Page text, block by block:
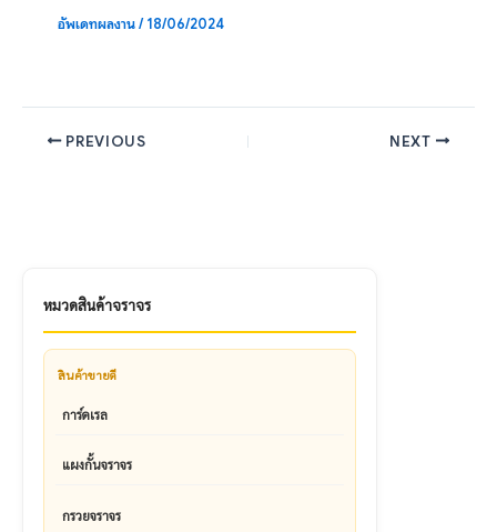
หมวดสินค้าจราจร
สินค้าขายดี
การ์ดเรล
แผงกั้นจราจร
กรวยจราจร
อัพเดทผลงาน/18/06/2024
PREVIOUS NEXT